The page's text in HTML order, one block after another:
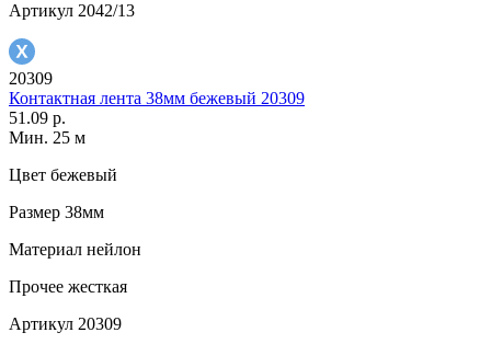
Артикул 2042/13
20309
Контактная лента 38мм бежевый 20309
51.09 р.
Мин. 25 м
Цвет бежевый
Размер 38мм
Материал нейлон
Прочее жесткая
Артикул 20309